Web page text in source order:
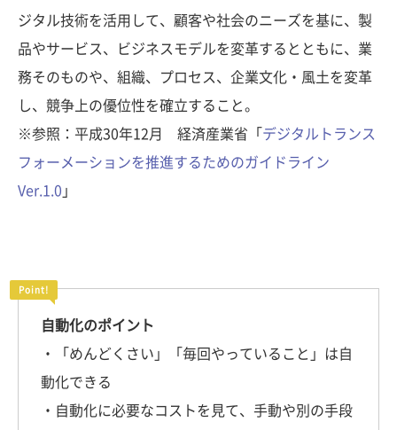
ジタル技術を活用して、顧客や社会のニーズを基に、製
品やサービス、ビジネスモデルを変革するとともに、業
務そのものや、組織、プロセス、企業文化・風土を変革
し、競争上の優位性を確立すること。
※参照：平成30年12月 経済産業省「 デジタルトランス
フォーメーションを推進するためのガイドライン
Ver.1.0 」
自動化のポイント
・「めんどくさい」「毎回やっていること」は自
動化できる
・自動化に必要なコストを見て、手動や別の手段